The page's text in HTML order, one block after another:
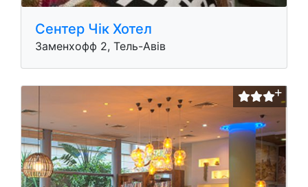
Сентер Чік Хотел
Заменхофф 2, Тель-Авів